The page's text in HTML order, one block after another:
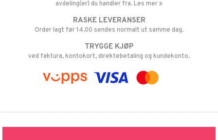
avdeling(er) du handler fra. Les mer »
RASKE LEVERANSER
Order lagt før 14.00 sendes normalt ut samme dag.
TRYGGE KJØP
ved faktura, kontokort, direktebetaling og kundekonto.